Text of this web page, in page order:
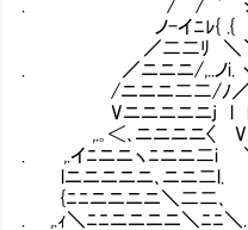
. / / ' ゝ ! ﾘ ´
ノ-イﾆﾚ{ .{ :..
／二二ﾘ
. ／ニニニ/,..
/ニニニ二
Vニニニ
,.｡＜､ニニニニ
. ,.イﾆニニヽﾆニニ
lニニニニニ､ニニ
{ﾆﾆニニニニ＼
. ,.ｨ＼ﾆﾆニニニ